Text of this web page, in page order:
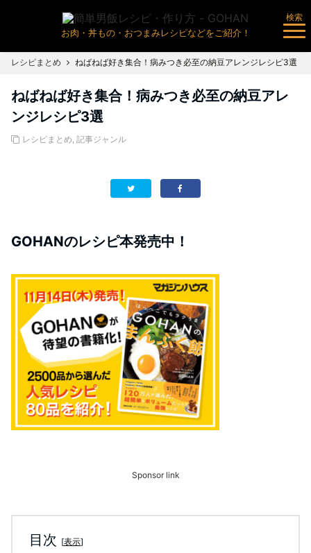
お肉・丼もの・おつまみレシピなどをご紹介！
検索
レシピまとめ ねばねば好き集合！病みつき必至の納豆アレンジレシピ3選
ねばねば好き集合！病みつき必至の納豆アレ
ンジレシピ3選
レシピまとめ, 記事ジャンル
GOHANのレシピ本発売中！
Sponsor link
目次 [表示]